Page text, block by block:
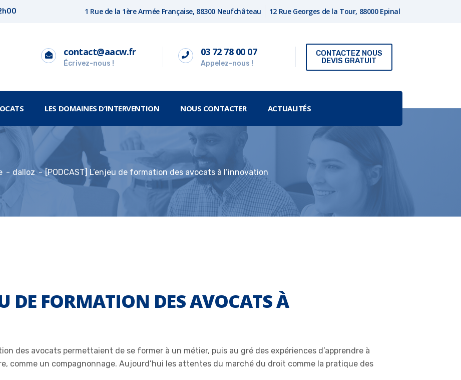
1 Rue de la 1ère Armée Française, 88300 Neufchâteau 12 Rue Georges de la Tour, 88000 Epinal
contact@aacw.fr
Écrivez-nous !
03 72 78 00 07
Appelez-nous !
CONTACTEZ NOUS
DEVIS GRATUIT
LES DOMAINES D’INTERVENTION NOUS CONTACTER ACTUALITÉS
dalloz [PODCAST] L’enjeu de formation des avocats à l’innovation
DE FORMATION DES AVOCATS À
des avocats permettaient de se former à un métier, puis au gré des expériences d’apprendre à
comme un compagnonnage. Aujourd’hui les attentes du marché du droit comme la pratique des